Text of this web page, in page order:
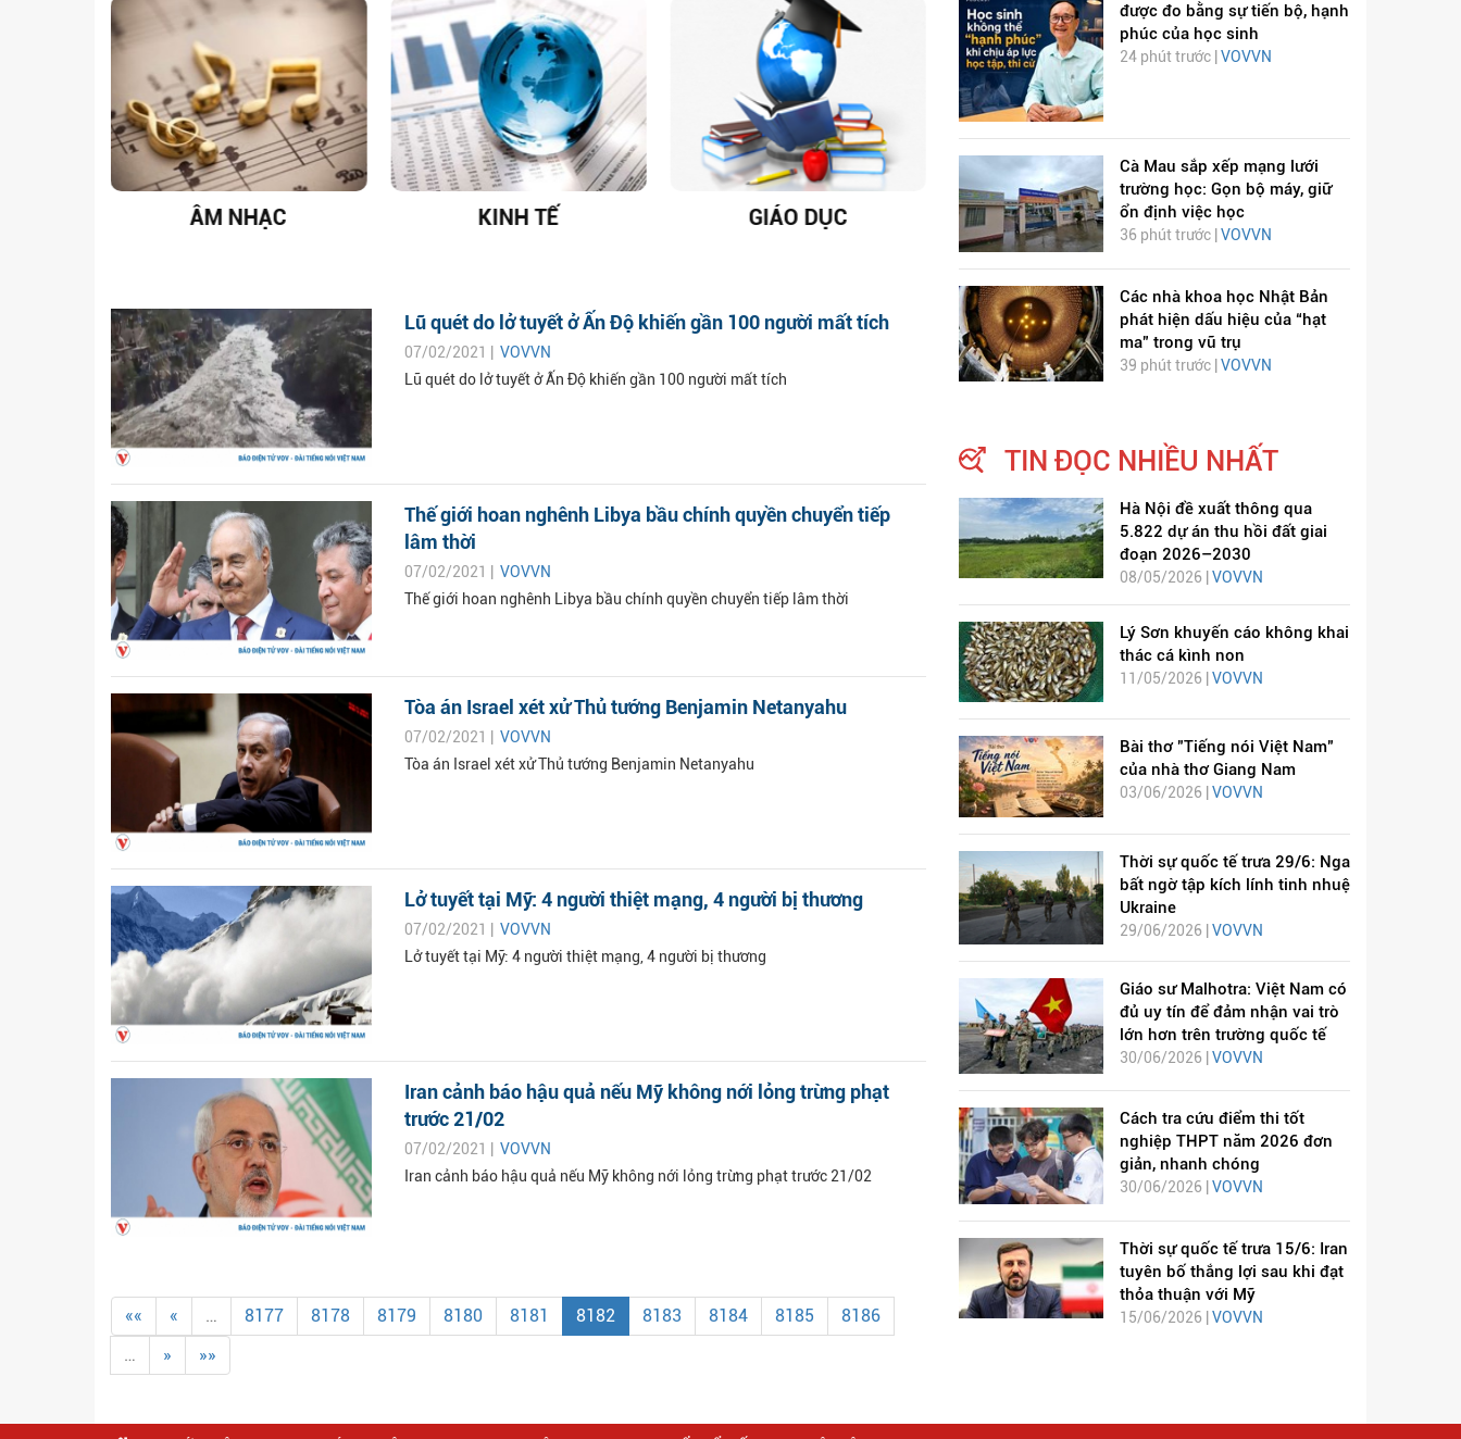
ÂM NHẠC KINH TẾ GIÁO DỤC
DỊCH VIÊM PHỔI COVID-
19
Lũ quét do lở tuyết ở Ấn Độ khiến gần 100 người mất tích
07/02/2021 | VOVVN
Lũ quét do lở tuyết ở Ấn Độ khiến gần 100 người mất tích
Thế giới hoan nghênh Libya bầu chính quyền chuyển tiếp
lâm thời
07/02/2021 | VOVVN
Thế giới hoan nghênh Libya bầu chính quyền chuyển tiếp lâm thời
Tòa án Israel xét xử Thủ tướng Benjamin Netanyahu
07/02/2021 | VOVVN
Tòa án Israel xét xử Thủ tướng Benjamin Netanyahu
Lở tuyết tại Mỹ: 4 người thiệt mạng, 4 người bị thương
07/02/2021 | VOVVN
Lở tuyết tại Mỹ: 4 người thiệt mạng, 4 người bị thương
Iran cảnh báo hậu quả nếu Mỹ không nới lỏng trừng phạt
trước 21/02
07/02/2021 | VOVVN
Iran cảnh báo hậu quả nếu Mỹ không nới lỏng trừng phạt trước 21/02
«« « … 8177 8178 8179 8180 8181 8182 8183 8184 8185
8186
…
» »»
được đo bằng sự tiến bộ, hạnh
phúc của học sinh
24 phút trước | VOVVN
Cà Mau sắp xếp mạng lưới
trường học: Gọn bộ máy, giữ
ổn định việc học
36 phút trước | VOVVN
Các nhà khoa học Nhật Bản
phát hiện dấu hiệu của “hạt
ma” trong vũ trụ
39 phút trước | VOVVN
TIN ĐỌC NHIỀU NHẤT
Hà Nội đề xuất thông qua
5.822 dự án thu hồi đất giai
đoạn 2026–2030
08/05/2026 | VOVVN
Lý Sơn khuyến cáo không khai
thác cá kình non
11/05/2026 | VOVVN
Bài thơ "Tiếng nói Việt Nam"
của nhà thơ Giang Nam
03/06/2026 | VOVVN
Thời sự quốc tế trưa 29/6: Nga
bất ngờ tập kích lính tinh nhuệ
Ukraine
29/06/2026 |VOVVN
Giáo sư Malhotra: Việt Nam có
đủ uy tín để đảm nhận vai trò
lớn hơn trên trường quốc tế
30/06/2026 | VOVVN
Cách tra cứu điểm thi tốt
nghiệp THPT năm 2026 đơn
giản, nhanh chóng
30/06/2026 | VOVVN
Thời sự quốc tế trưa 15/6: Iran
tuyên bố thắng lợi sau khi đạt
thỏa thuận với Mỹ
15/06/2026 | VOVVN